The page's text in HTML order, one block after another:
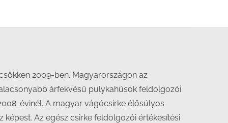
2009-ben. Magyarországon az
árfekvésű pulykahúsok feldolgozói
évinél. A magyar vágócsirke élősúlyos
Az egész csirke feldolgozói értékesítési